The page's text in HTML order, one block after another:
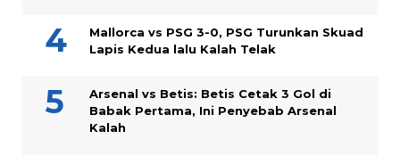
Mallorca vs PSG 3-0, PSG Turunkan Skuad
Lapis Kedua lalu Kalah Telak
Arsenal vs Betis: Betis Cetak 3 Gol di
Babak Pertama, Ini Penyebab Arsenal
Kalah